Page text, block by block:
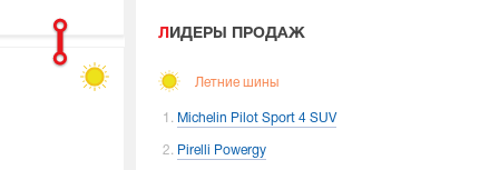
ЛИДЕРЫ ПРОДАЖ
Летние шины
Michelin Pilot Sport 4 SUV
Pirelli Powergy